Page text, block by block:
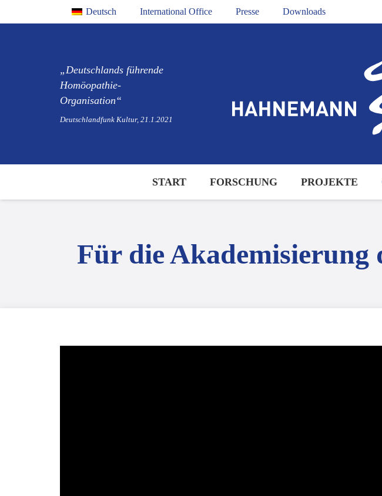
Deutsch International Office Presse Downloads
„Deutschlands führende
Homöopathie-
Organisation“
Deutschlandfunk Kultur, 21.1.2021
START FORSCHUNG PROJEKTE
Für die Akademisierung